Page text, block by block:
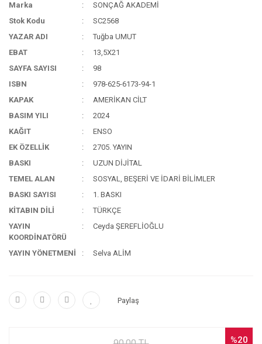
Marka
SONÇAĞ AKADEMİ
Stok Kodu
SC2568
YAZAR ADI
Tuğba UMUT
EBAT
13,5X21
SAYFA SAYISI
98
ISBN
978-625-6173-94-1
KAPAK
AMERİKAN CİLT
BASIM YILI
2024
KAĞIT
ENSO
EK ÖZELLİK
2705. YAYIN
BASKI
UZUN DİJİTAL
TEMEL ALAN
SOSYAL, BEŞERİ VE İDARİ BİLİMLER
BASKI SAYISI
1. BASKI
KİTABIN DİLİ
TÜRKÇE
YAYIN
KOORDİNATÖRÜ
Ceyda ŞEREFLİOĞLU
YAYIN YÖNETMENİ Selva ALİM
Paylaş
%20